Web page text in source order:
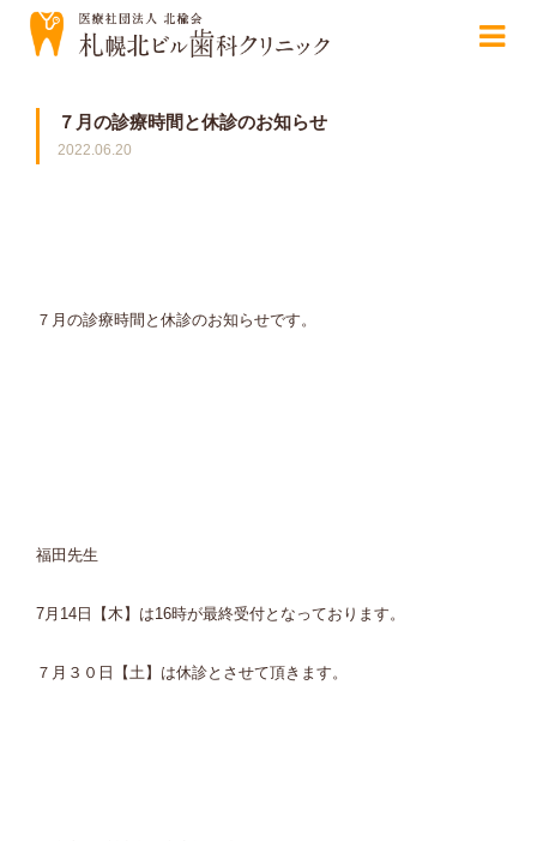
７月の診療時間と休診のお知らせ
2022.06.20
７月の診療時間と休診のお知らせです。
福田先生
7月14日【木】は16時が最終受付となっております。
７月３０日【土】は休診とさせて頂きます。